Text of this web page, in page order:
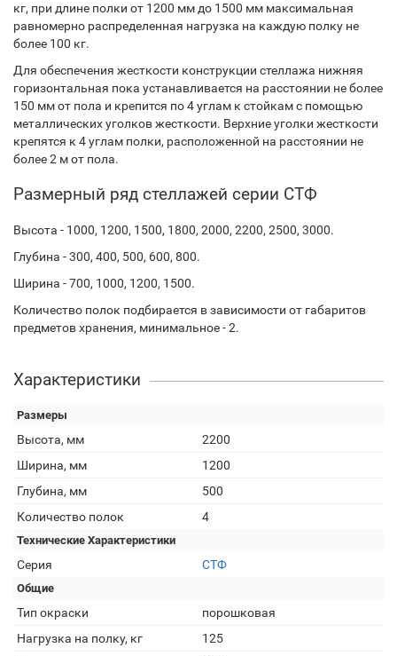
кг, при длине полки от 1200 мм до 1500 мм максимальная
равномерно распределенная нагрузка на каждую полку не
более 100 кг.
Для обеспечения жесткости конструкции стеллажа нижняя
горизонтальная пока устанавливается на расстоянии не более
150 мм от пола и крепится по 4 углам к стойкам с помощью
металлических уголков жесткости. Верхние уголки жесткости
крепятся к 4 углам полки, расположенной на расстоянии не
более 2 м от пола.
Размерный ряд стеллажей серии СТФ
Высота - 1000, 1200, 1500, 1800, 2000, 2200, 2500, 3000.
Глубина - 300, 400, 500, 600, 800.
Ширина - 700, 1000, 1200, 1500.
Количество полок подбирается в зависимости от габаритов
предметов хранения, минимальное - 2.
Характеристики
Размеры
Высота, мм
2200
Ширина, мм
1200
Глубина, мм
500
Количество полок
4
Технические Характеристики
Серия СТФ
Общие
Тип окраски
порошковая
Нагрузка на полку, кг
125